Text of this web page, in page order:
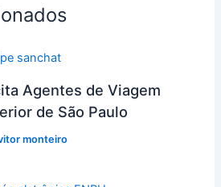
Agentes de Viagem
de São Paulo
monteiro